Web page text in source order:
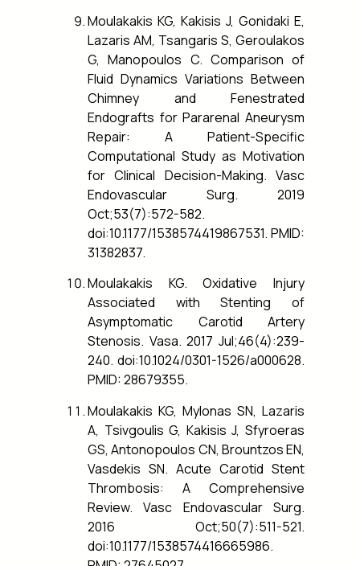
Moulakakis KG, Kakisis J, Gonidaki E,
Lazaris AM, Tsangaris S, Geroulakos
G, Manopoulos C. Comparison of
Fluid Dynamics Variations Between
Chimney and Fenestrated
Endografts for Pararenal Aneurysm
Repair: A Patient-Specific
Computational Study as Motivation
for Clinical Decision-Making. Vasc
Endovascular Surg. 2019
Oct;53(7):572-582.
doi:10.1177/1538574419867531. PMID:
31382837.
Moulakakis KG. Oxidative Injury
Associated with Stenting of
Asymptomatic Carotid Artery
Stenosis. Vasa. 2017 Jul;46(4):239-
240. doi:10.1024/0301-1526/a000628.
PMID: 28679355.
Moulakakis KG, Mylonas SN, Lazaris
A, Tsivgoulis G, Kakisis J, Sfyroeras
GS, Antonopoulos CN, Brountzos EN,
Vasdekis SN. Acute Carotid Stent
Thrombosis: A Comprehensive
Review. Vasc Endovascular Surg.
2016 Oct;50(7):511-521.
doi:10.1177/1538574416665986.